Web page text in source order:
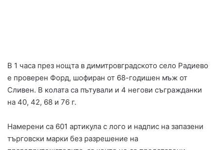
В 1 часа през нощта в димитровградското село Радиево
е проверен Форд, шофиран от 68-годишен мъж от
Сливен. В колата са пътували и 4 негови съгражданки
на 40, 42, 68 и 76 г.
Намерени са 601 артикула с лого и надпис на запазени
търговски марки без разрешение на